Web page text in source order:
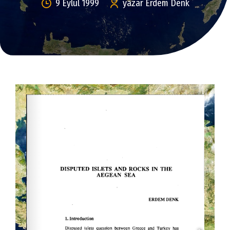
9 Eylül 1999 yazar Erdem Denk